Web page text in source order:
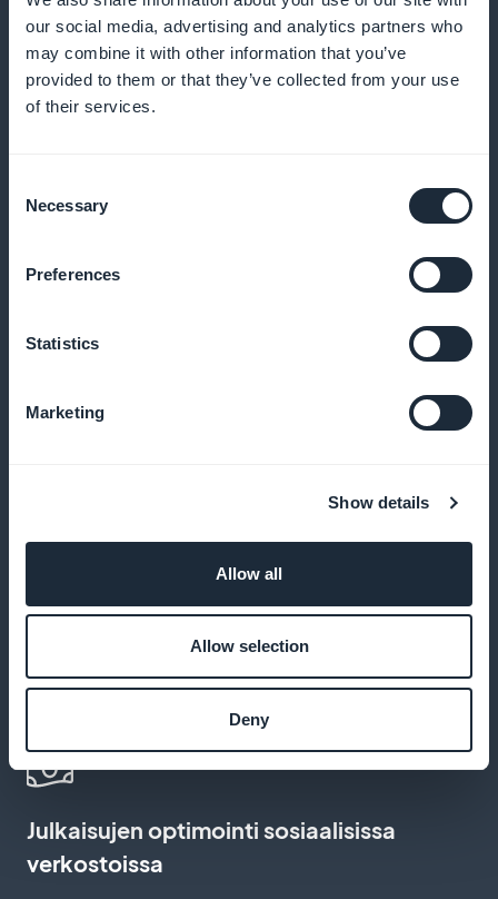
our social media, advertising and analytics partners who
may combine it with other information that you’ve
provided to them or that they’ve collected from your use
of their services.
Selection
Necessary
Preferences
Statistics
Marketing
Show details
Allow all
Allow selection
Deny
markkinointitaitojasi
Kirjoittajien verkostot
vaihtaa ajatuksia, tehdä yhteistyötä projekteissa ja
Sisällön trendianalyysi
sisältötrendeistä syvällisen analyysimme avulla, joka
Rahoita kirjoittamisesi
Tutustu erilaisiin menetelmiin, joilla voit ansaita rahaa
blogisi tai kirjallisten teoksidesi avulla, kuten
mainontaan, sponsoroituihin kumppanuuksiin ja
Julkaisujen optimointi sosiaalisissa
verkostoissa